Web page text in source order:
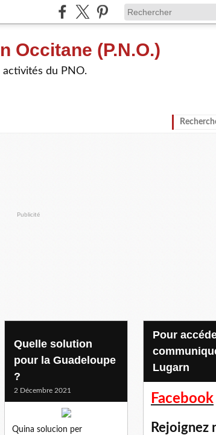
Occitane (P.N.O.)
activités du PNO.
Publicité
Quelle solution
pour la Guadeloupe
?
2 Décembre 2021
Quina solucion per
Pour accéder aux
Lugarn
Facebook
Rejoignez